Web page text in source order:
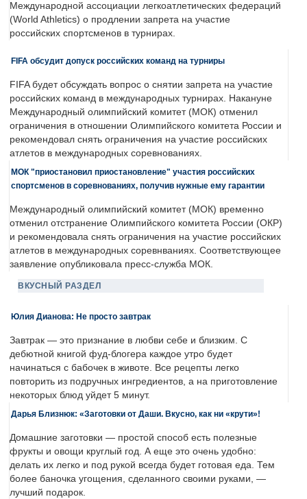
Международной ассоциации легкоатлетических федераций
(World Athletics) о продлении запрета на участие
российских спортсменов в турнирах.
FIFA обсудит допуск российских команд на турниры
FIFA будет обсуждать вопрос о снятии запрета на участие
российских команд в международных турнирах. Накануне
Международный олимпийский комитет (МОК) отменил
ограничения в отношении Олимпийского комитета России и
рекомендовал снять ограничения на участие российских
атлетов в международных соревнованиях.
МОК "приостановил приостановление" участия российских
спортсменов в соревнованиях, получив нужные ему гарантии
Международный олимпийский комитет (МОК) временно
отменил отстранение Олимпийского комитета России (ОКР)
и рекомендовала снять ограничения на участие российских
атлетов в международных соревнваниях. Соответствующее
заявление опубликовала пресс-служба МОК.
ВКУСНЫЙ РАЗДЕЛ
Юлия Дианова: Не просто завтрак
Завтрак — это признание в любви себе и близким. С
дебютной книгой фуд-блогера каждое утро будет
начинаться с бабочек в животе. Все рецепты легко
повторить из подручных ингредиентов, а на приготовление
некоторых блюд уйдет 5 минут.
Дарья Близнюк: «Заготовки от Даши. Вкусно, как ни «крути»!
Домашние заготовки — простой способ есть полезные
фрукты и овощи круглый год. А еще это очень удобно:
делать их легко и под рукой всегда будет готовая еда. Тем
более баночка угощения, сделанного своими руками, —
лучший подарок.